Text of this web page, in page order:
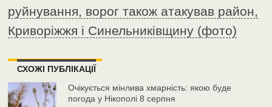
руйнування, ворог також атакував район,
Криворіжжя і Синельниківщину (фото)
СХОЖІ ПУБЛІКАЦІЇ
Очікується мінлива хмарність: якою буде
погода у Нікополі 8 серпня